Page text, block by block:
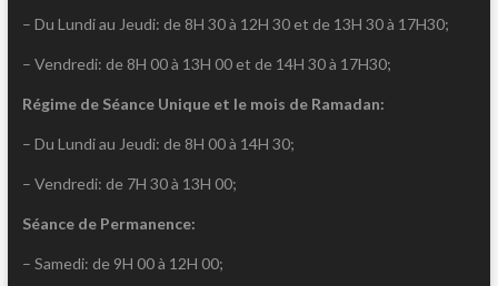
– Du Lundi au Jeudi: de 8H 30 à 12H 30 et de 13H 30 à 17H30;
– Vendredi: de 8H 00 à 13H 00 et de 14H 30 à 17H30;
Régime de Séance Unique et le mois de Ramadan:
– Du Lundi au Jeudi: de 8H 00 à 14H 30;
– Vendredi: de 7H 30 à 13H 00;
Séance de Permanence:
– Samedi: de 9H 00 à 12H 00;